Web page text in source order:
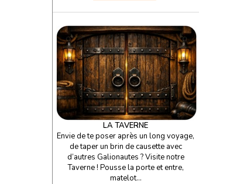
LA TAVERNE
Envie de te poser après un long voyage,
de taper un brin de causette avec
d’autres Galionautes ? Visite notre
Taverne ! Pousse la porte et entre,
matelot…